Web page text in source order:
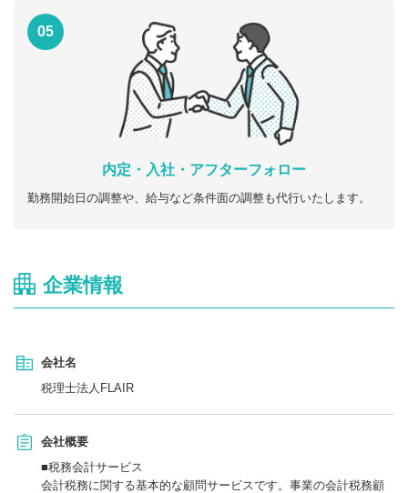
05
内定・入社・アフターフォロー
勤務開始日の調整や、給与など条件面の調整も代行いたします。
企業情報
会社名
税理士法人FLAIR
会社概要
■税務会計サービス
会計税務に関する基本的な顧問サービスです。事業の会計税務顧